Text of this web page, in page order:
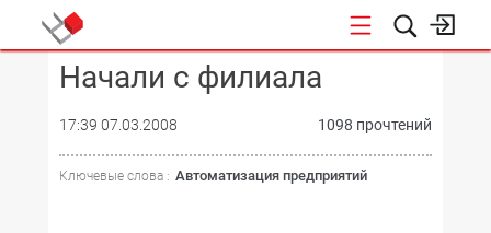
КОНФЕРЕНЦИИ
Начали с филиала
17:39 07.03.2008 1098 прочтений
Ключевые слова : Автоматизация предприятий